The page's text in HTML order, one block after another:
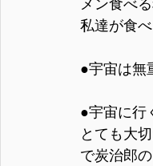
メン食べ
私達が食
●宇宙は無
●宇宙に行
とても大
で炭治郎